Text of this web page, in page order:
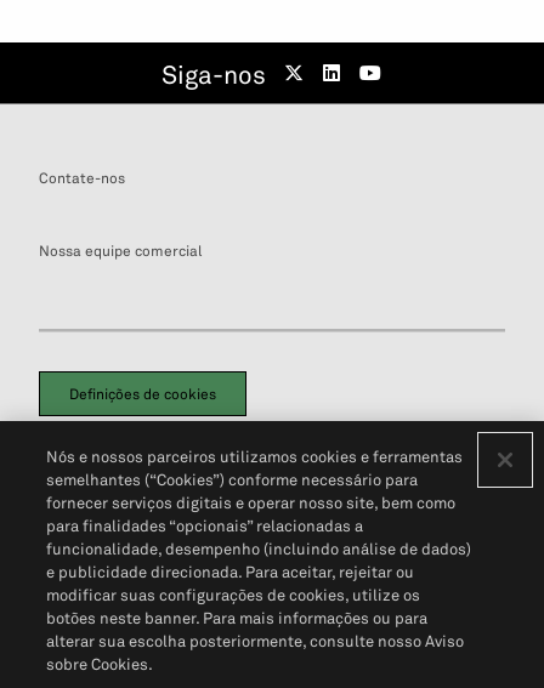
Siga-nos
Contate-nos
Nossa equipe comercial
Definições de cookies
Política de PrivacidadePortal de privacidade do cliente (em inglês)
Não Venda Minhas Informações Pessoais© 2026 S&P Global
Nós e nossos parceiros utilizamos cookies e ferramentas
semelhantes (“Cookies”) conforme necessário para
fornecer serviços digitais e operar nosso site, bem como
para finalidades “opcionais” relacionadas a
funcionalidade, desempenho (incluindo análise de dados)
e publicidade direcionada. Para aceitar, rejeitar ou
modificar suas configurações de cookies, utilize os
botões neste banner. Para mais informações ou para
alterar sua escolha posteriormente, consulte nosso Aviso
sobre Cookies.